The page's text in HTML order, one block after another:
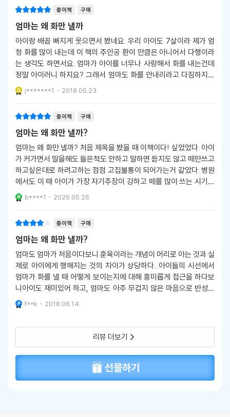
종이책 구매
엄마는 왜 화만 낼까
아이랑 배꼽 빠지게 웃으면서 봤네요. 우리 아이도 7살이라 제가 엄
청 화를 많이 내는데 이 책의 주인공 환이 만큼은 아니어서 다행이라
는 생각도 하면서요. 엄마가 아이를 너무나 사랑해서 화를 내는건데
정말 아이러니 하지요? 그래서 엄마도 화를 안내리라고 다짐하지만
다음날 어김없이 화를 내는 엄마. 그것이 바로 부모와 아이의 관계인
가 봅니다. 영원히 풀리지 않는 미스테리 말
j*******1 2018.05.23.
종이책 구매
엄마는 왜 화만 낼까?
엄마는 왜 화만 낼까? 처음 제목을 봤을 때 이책이다! 싶었었다. 아이
가 커가면서 말을해도 들은척도 안하고 말하면 듣지도 않고 떼만쓰고
하고싶은대로 하려고하는 점점 고집불통이 되어가는거 같았다. 병원
에서도 이 때 아이가 가장 자기주장이 강하고 떼를 많이 쓰는 시기라
괜찮은건 그냥 맡기라곤 하였지만 그래도 하지 말아야 할 것들 그리
고 사회통념상 잘못된 행동이라 보이는 것
b****1 2026.05.26.
종이책 구매
엄마는 왜 화만 낼까?
엄마도 엄마가 처음이다보니 훈육이라는 개념이 머리로 아는 것과 실
제로 아이에게 행해지는 것의 차이가 상당하다...아이들의 시선에서
엄마가 화를 낼 때 어떻게 보이는지에 대해 흥미롭게 접근을 하다보
니아이도 재미있어 하고, 엄마도 아주 무겁지 않은 마음으로 반성하
게 된다많은 훈육, 육아 지도서가 있지만 이런 식의 동화로 부담스럽
게 아이와 함께 읽으면서 접근한다면엄마들의
f**k 2018.06.14.
리뷰 더보기
선물하기